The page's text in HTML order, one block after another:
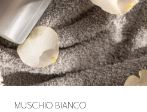
MUSCHIO BIANCO